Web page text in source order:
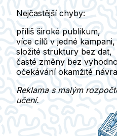
Nejčastější chyby:
příliš široké publikum,
více cílů v jedné kampani,
složité struktury bez dat,
časté změny bez
očekávání okamžité
Reklama s malým
učení.